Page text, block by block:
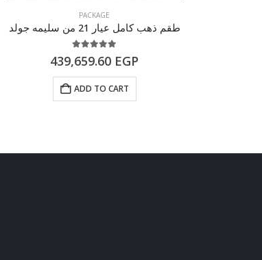
PACKAGE
طقم ذهب كامل عيار 21 من سليمه جولد
439,659.60 EGP
ADD TO CART